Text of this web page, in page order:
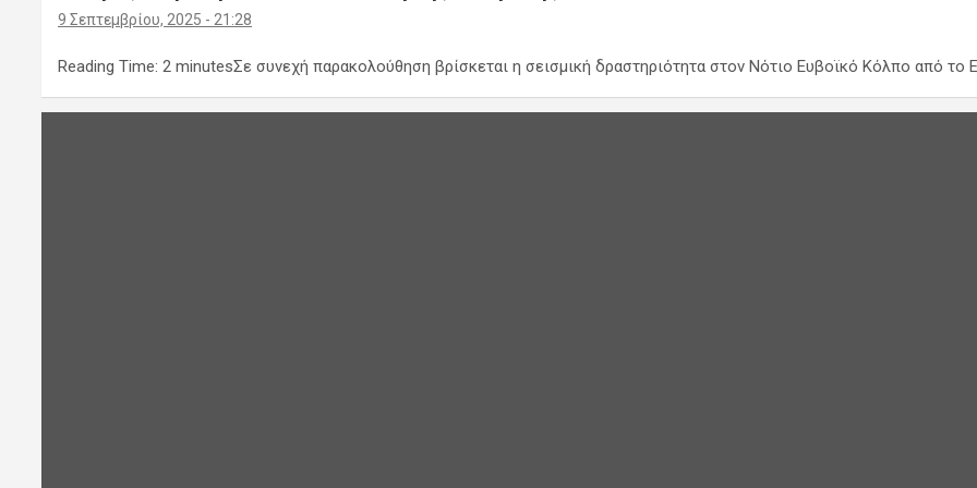
9 Σεπτεμβρίου, 2025 - 21:28
Reading Time: 2 minutesΣε συνεχή παρακολούθηση βρίσκεται η σεισμική δραστηριότητα στον Νότιο Ευβοϊκό Κόλπο από το